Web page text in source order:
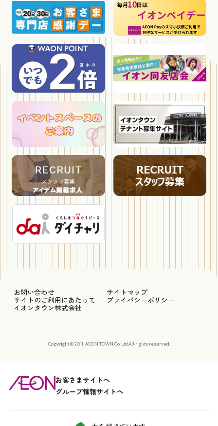
お問い合わせ
サイトマップ
サイトのご利用にあたって
プライバシーポリシー
イオンタウン株式会社
Copyright © 2011, AEON TOWN Co.,Ltd.All rights reserved.
お客さまサイトへ
グループ情報サイトへ